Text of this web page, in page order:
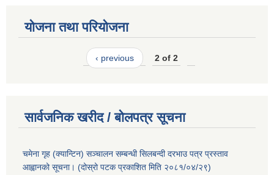
योजना तथा परियोजना
‹ previous 2 of 2
सार्वजनिक खरीद / बोलपत्र सूचना
चमेना गृह (क्यान्टिन) सञ्चालन सम्बन्धी सिलबन्दी दरभाउ पत्र प्रस्ताव
आह्वानको सूचना। (दोस्रो पटक प्रकाशित मिति २०८१/०४/२९)